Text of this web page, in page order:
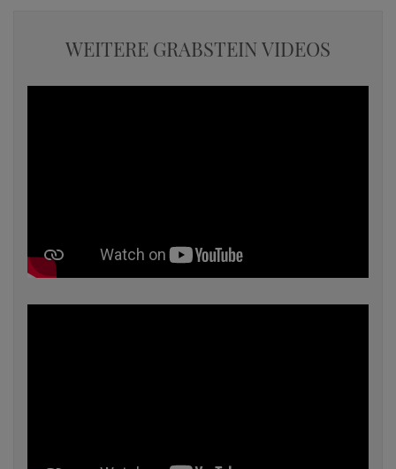
WEITERE GRABSTEIN VIDEOS